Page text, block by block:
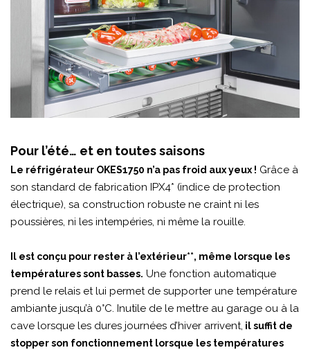
Pour l’été… et en toutes saisons
Le réfrigérateur OKES1750 n’a pas froid aux yeux ! Grâce à
son standard de fabrication IPX4* (indice de protection
électrique), sa construction robuste ne craint ni les
poussières, ni les intempéries, ni même la rouille.
Il est conçu pour rester à l’extérieur**, même lorsque les
températures sont basses. Une fonction automatique
prend le relais et lui permet de supporter une température
ambiante jusqu’à 0°C. Inutile de le mettre au garage ou à la
cave lorsque les dures journées d’hiver arrivent, il suffit de
stopper son fonctionnement lorsque les températures